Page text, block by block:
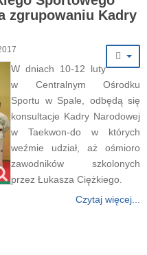
zgrupowaniu Kadry
W dniach 10-12 luty
w Centralnym Ośrodku
Sportu w Spale, odbędą się
konsultacje Kadry Narodowej
w Taekwon-do w których
weźmie udział, aż ośmioro
zawodników szkolonych
przez Łukasza Ciężkiego.
Czytaj więcej...